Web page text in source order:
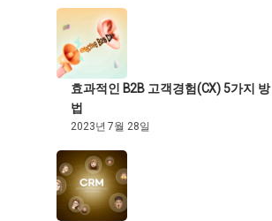
효과적인 B2B 고객경험(CX) 5가지 방
법
2023년 7월 28일